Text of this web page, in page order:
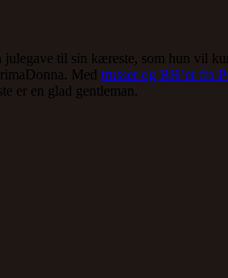
til sin kæreste, som hun vil
Med trusser og BH’er fra
er en glad gentleman.